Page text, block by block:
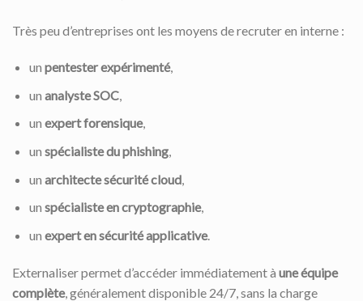
Très peu d’entreprises ont les moyens de recruter en interne :
un pentester expérimenté,
un analyste SOC,
un expert forensique,
un spécialiste du phishing,
un architecte sécurité cloud,
un spécialiste en cryptographie,
un expert en sécurité applicative.
Externaliser permet d’accéder immédiatement à une équipe
complète, généralement disponible 24/7, sans la charge